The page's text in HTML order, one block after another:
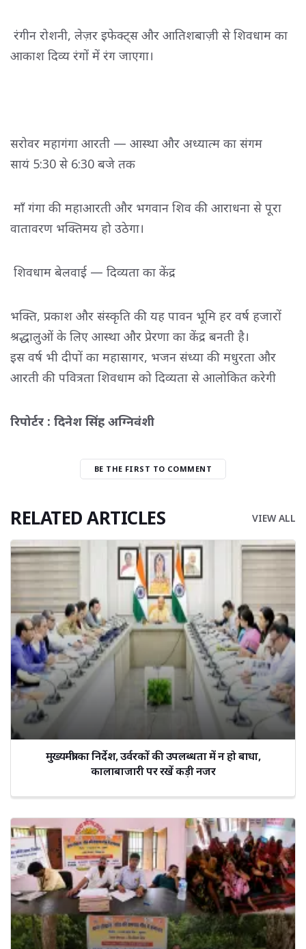
रंगीन रोशनी, लेज़र इफेक्ट्स और आतिशबाज़ी से शिवधाम का
आकाश दिव्य रंगों में रंग जाएगा।
सरोवर महागंगा आरती — आस्था और अध्यात्म का संगम
सायं 5:30 से 6:30 बजे तक
माँ गंगा की महाआरती और भगवान शिव की आराधना से पूरा
वातावरण भक्तिमय हो उठेगा।
शिवधाम बेलवाई — दिव्यता का केंद्र
भक्ति, प्रकाश और संस्कृति की यह पावन भूमि हर वर्ष हजारों
श्रद्धालुओं के लिए आस्था और प्रेरणा का केंद्र बनती है।
इस वर्ष भी दीपों का महासागर, भजन संध्या की मधुरता और
आरती की पवित्रता शिवधाम को दिव्यता से आलोकित करेगी
रिपोर्टर : दिनेश सिंह अग्निवंशी
BE THE FIRST TO COMMENT
RELATED ARTICLES VIEW ALL
मुख्यमंत्री का निर्देश, उर्वरकों की उपलब्धता में न हो बाधा,
कालाबाजारी पर रखें कड़ी नजर